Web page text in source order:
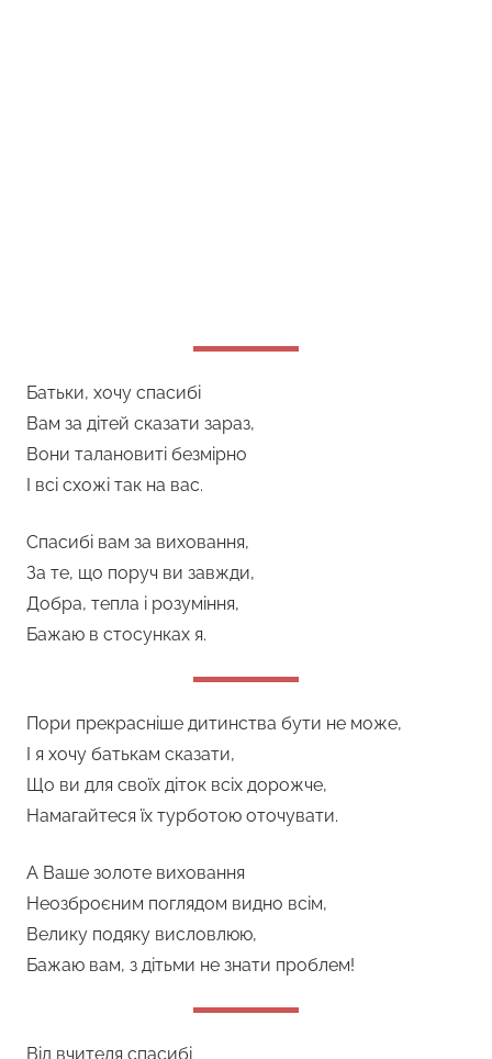
Батьки, хочу спасибі
Вам за дітей сказати зараз,
Вони талановиті безмірно
І всі схожі так на вас.
Спасибі вам за виховання,
За те, що поруч ви завжди,
Добра, тепла і розуміння,
Бажаю в стосунках я.
Пори прекрасніше дитинства бути не може,
І я хочу батькам сказати,
Що ви для своїх діток всіх дорожче,
Намагайтеся їх турботою оточувати.
А Ваше золоте виховання
Неозброєним поглядом видно всім,
Велику подяку висловлюю,
Бажаю вам, з дітьми не знати проблем!
Від вчителя спасибі